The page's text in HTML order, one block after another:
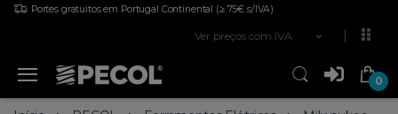
Portes gratuitos em Portugal Continental (≥ 75€ s/IVA)
Ver preços com IVA
0